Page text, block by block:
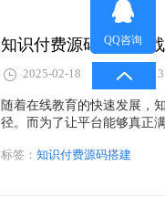
知识付费源码搭建实
2025-02-18 613
随着在线教育的快速发展，
径。而为了让平台能够真正
获得更合适的学习内容，从
标签： 知识付费源码搭建
QQ咨询